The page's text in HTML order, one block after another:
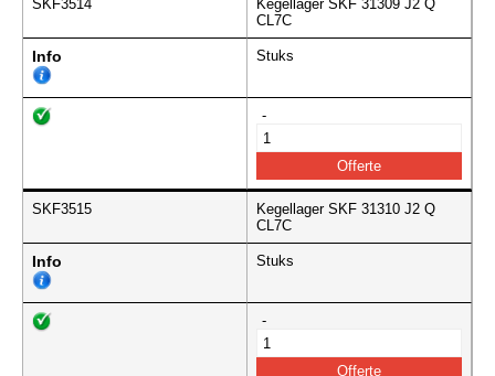
SKF3514
Kegellager SKF 31309 J2 Q
CL7C
Info Stuks
-
SKF3515
Kegellager SKF 31310 J2 Q
CL7C
Info Stuks
-